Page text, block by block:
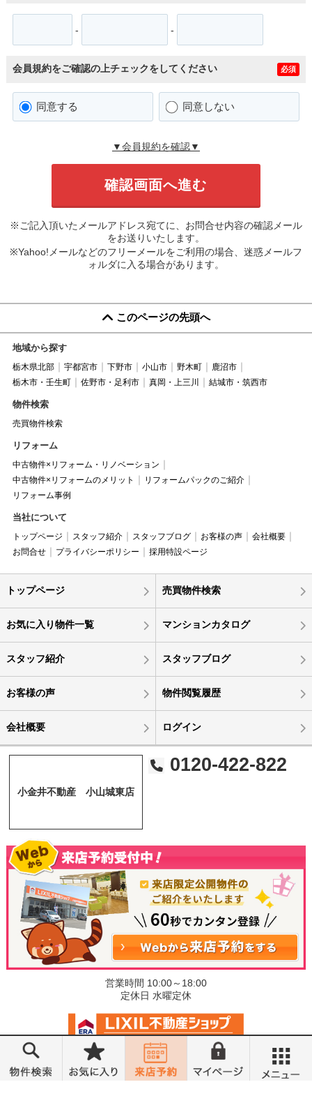
- -
会員規約をご確認の上チェックをしてください 必須
同意する 同意しない
▼会員規約を確認▼
※ご記入頂いたメールアドレス宛てに、お問合せ内容の確認メール
をお送りいたします。
※Yahoo!メールなどのフリーメールをご利用の場合、迷惑メールフ
ォルダに入る場合があります。
このページの先頭へ
地域から探す
栃木県北部 宇都宮市 下野市 小山市 野木町
鹿沼市
栃木市・壬生町
佐野市・足利市 真岡・上三川 結城市・筑西市
物件検索
売買物件検索
リフォーム
中古物件×リフォーム・リノベーション
中古物件×リフォームのメリット
リフォームパックのご紹介
リフォーム事例
当社について
トップページ スタッフ紹介 スタッフブログ お客様の声
会社概要
お問合せ
プライバシーポリシー 採用特設ページ
トップページ 売買物件検索
お気に入り物件一覧 マンションカタログ
スタッフ紹介 スタッフブログ
お客様の声 物件閲覧履歴
会社概要 ログイン
小金井不動産 小山城東店
0120-422-822
営業時間 10:00～18:00
定休日 水曜定休
©小金井不動産売買部 小山城東店